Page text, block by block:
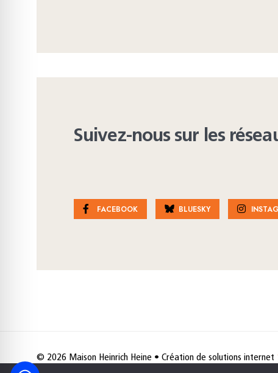
Suivez-nous sur les
FACEBOOK BLUESKY
© 2026 Maison Heinrich Heine • Création de solutions internet